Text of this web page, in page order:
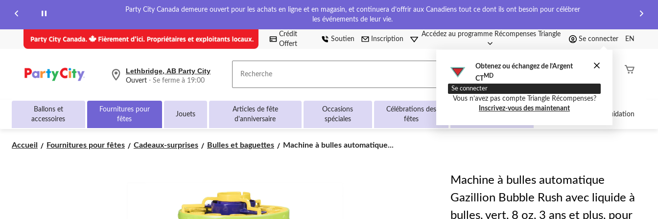
Party City Canada demeure ouvert pour les achats en ligne et en magasin, et continuera d’offrir aux Canadiens tout ce dont ils ont besoin pour célébrer
les événements de leur vie.
Crédit
Offert
Soutien Inscription
Accédez au programme Récompenses Triangle
Se connecter
Obtenez ou échangez de l’Argent
CTMD
Se connecter
Vous n’avez pas compte Triangle Récompenses?
Inscrivez-vous des maintenant
EN
votre
Lethbridge,
AB
Party
courament
Lethbridge, AB Party City
Ouvert ⋅ Se ferme à 19:00 Recherche
État de
Ballons et
accessoires
Fournitures pour
fêtes
Jouets
Articles de fête
d'anniversaire
Occasions
spéciales
Célébrations des
fêtes
Anniversaire pour
Liquidation
Accueil Fournitures pour fêtes Cadeaux-surprises Bulles et baguettes
Machine
avec
Machine à bulles automatique...
Machine à bulles automatique
Gazillion Bubble Rush avec liquide à
bulles, vert, 8 oz, 3 ans et plus, pour